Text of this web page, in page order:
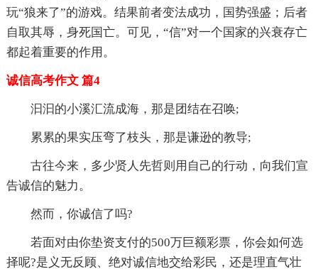
玩“狼来了”的游戏。结果前者变法成功，国势强盛；后者
自取其辱，身死国亡。可见，“信”对一个国家的兴衰存亡
都起着重要的作用。
诚信高考作文 篇4
汩汩的小溪汇流成海，那是团结在召唤;
累累的果实压弯了枝头，那是谦逊的教导;
古往今来，多少贤人先哲则用自己的行动，向我们宣
告诚信的魅力。
然而，你诚信了吗?
若面对由你垫资支付的500万巨额彩票，你会如何选
择呢?是义无反顾、绝对诚信地交给彩民，还是理直气壮